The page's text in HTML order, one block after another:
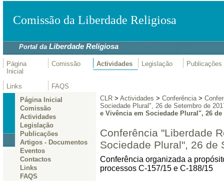
Comissão da Liberdade Religiosa
Portal daLiberdade Religiosa
Página
Inicial
Comissão Actividades Legislação Publicações
Links
FAQS
Página Inicial
Comissão
Actividades
Legislação
Publicações
Artigos - Documentos
Eventos
Contactos
Links
FAQS
CLR> Actividades > Conferência>
Sociedade Plural", 26 de Setembro de
e Vivência em Sociedade Plural", 26 de
Conferência "Liberdade
Sociedade Plural", 26 de
Conferência organizada a
processos C-157/15 e C-188/15